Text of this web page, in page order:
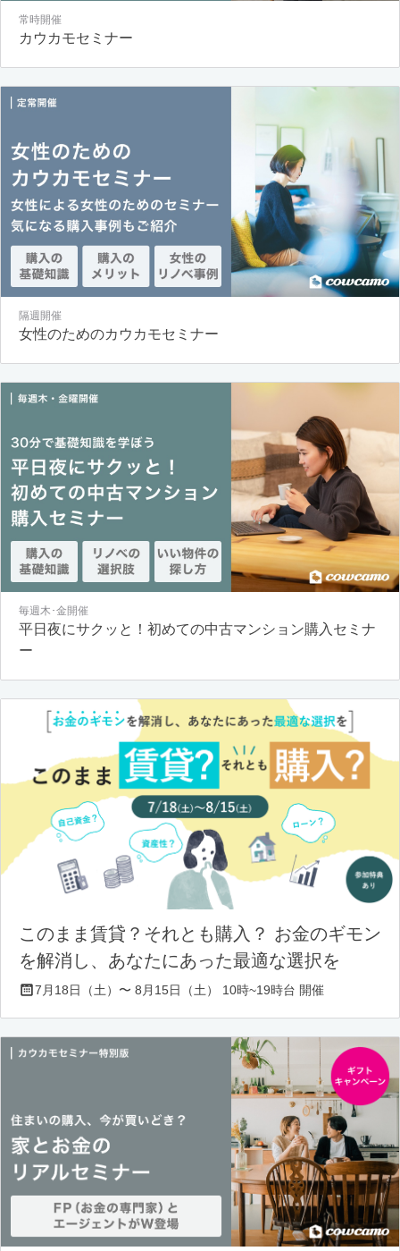
常時開催
カウカモセミナー
隔週開催
女性のためのカウカモセミナー
毎週木･金開催
平日夜にサクッと！初めての中古マンション購入セミナ
ー
このまま賃貸？それとも購入？ お金のギモン
を解消し、あなたにあった最適な選択を
7月18日（土）〜 8月15日（土） 10時~19時台 開催